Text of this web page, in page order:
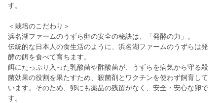
す。
＜栽培のこだわり＞
浜名湖ファームのうずら卵の安全の秘訣は、「発酵の力」。
伝統的な日本人の食生活のように、浜名湖ファームのうずらは発
酵の餌を食べて育ちます。
餌にたっぷり入った乳酸菌や酢酸菌が、うずらを病気から守る殺
菌効果の役割を果たすため、殺菌剤とワクチンを使わず飼育して
います。そのため、卵にも薬品の残留がなく、安全・安心な卵で
す。